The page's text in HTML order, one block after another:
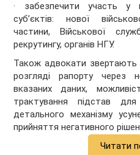
· забезпечити участь у
суб’єктів: нової
частини, Військової
рекрутингу, органів НГУ.
Також адвокати звертають
розгляді рапорту через
вказаних даних,
трактування підстав
детального механізму
прийняття негативного
Читати